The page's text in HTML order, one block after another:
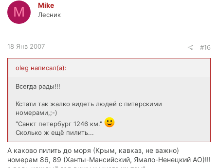
M Mike
Лесник
18 Янв 2007 #16
oleg написал(а):
Всегда рады!!!
Кстати так жалко видеть людей с питерскими
номерами,;-)
"Санкт петербург 1246 км."
Сколько ж ещё пилить...
А каково пилить до моря (Крым, кавказ, не важно)
номерам 86, 89 (Ханты-Мансийский, Ямало-Ненецкий АО)!!!